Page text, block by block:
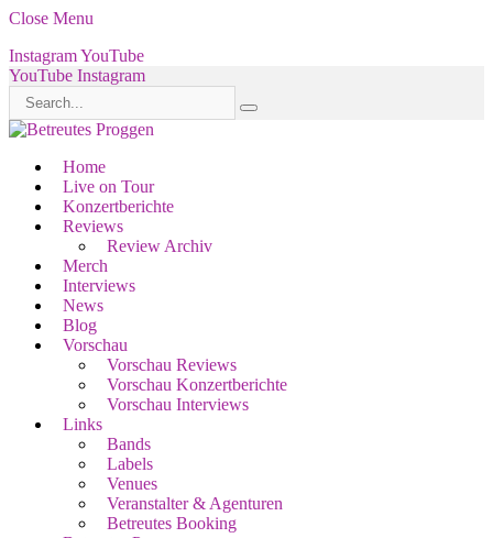
Close Menu
InstagramYouTube
YouTube Instagram
Home
Live on Tour
Konzertberichte
Reviews
Review Archiv
Merch
Interviews
News
Blog
Vorschau
Vorschau Reviews
Vorschau Konzertberichte
Vorschau Interviews
Links
Bands
Labels
Venues
Veranstalter & Agenturen
Betreutes Booking